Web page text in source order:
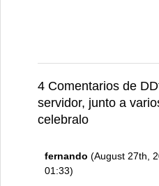
4 Comentarios de
servidor, junto a
celebralo
fernando (August 27th,
01:33)